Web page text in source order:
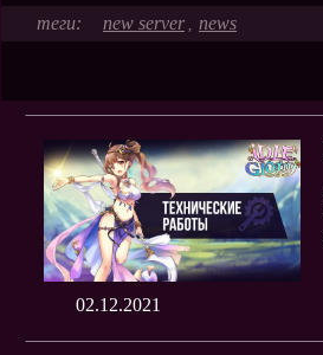
new server , news
02.12.2021